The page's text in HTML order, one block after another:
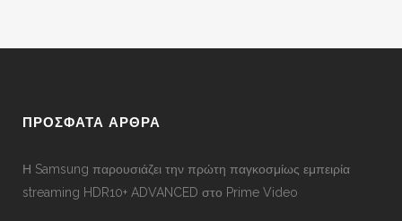
ΠΡΟΣΦΑΤΑ ΑΡΘΡΑ
Η Samsung παρουσιάζει την πρώτη παγκοσμίως εμπειρία
streaming HDR10+ ADVANCED στο Prime Video